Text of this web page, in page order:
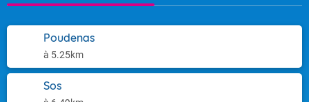
Poudenas
à 5.25km
Sos